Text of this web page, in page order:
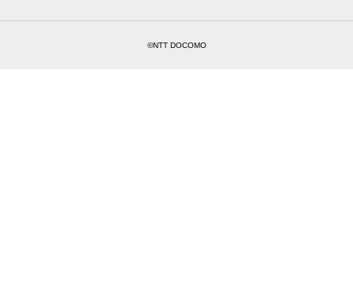
©NTT DOCOMO